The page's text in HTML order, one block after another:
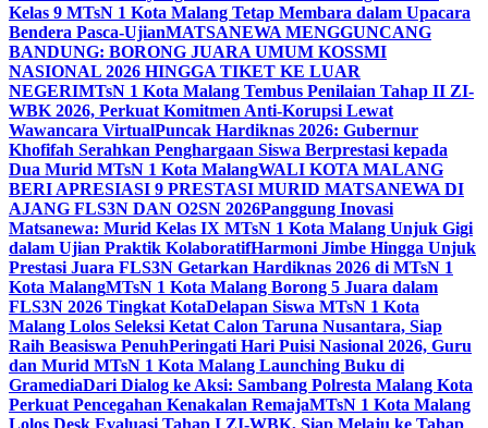
Kelas 9 MTsN 1 Kota Malang Tetap Membara dalam Upacara
Bendera Pasca-UjianMATSANEWA MENGGUNCANG
BANDUNG: BORONG JUARA UMUM KOSSMI
NASIONAL 2026 HINGGA TIKET KE LUAR
NEGERIMTsN 1 Kota Malang Tembus Penilaian Tahap II ZI-
WBK 2026, Perkuat Komitmen Anti-Korupsi Lewat
Wawancara VirtualPuncak Hardiknas 2026: Gubernur
Khofifah Serahkan Penghargaan Siswa Berprestasi kepada
Dua Murid MTsN 1 Kota MalangWALI KOTA MALANG
BERI APRESIASI 9 PRESTASI MURID MATSANEWA DI
AJANG FLS3N DAN O2SN 2026Panggung Inovasi
Matsanewa: Murid Kelas IX MTsN 1 Kota Malang Unjuk Gigi
dalam Ujian Praktik KolaboratifHarmoni Jimbe Hingga Unjuk
Prestasi Juara FLS3N Getarkan Hardiknas 2026 di MTsN 1
Kota MalangMTsN 1 Kota Malang Borong 5 Juara dalam
FLS3N 2026 Tingkat KotaDelapan Siswa MTsN 1 Kota
Malang Lolos Seleksi Ketat Calon Taruna Nusantara, Siap
Raih Beasiswa PenuhPeringati Hari Puisi Nasional 2026, Guru
dan Murid MTsN 1 Kota Malang Launching Buku di
GramediaDari Dialog ke Aksi: Sambang Polresta Malang Kota
Perkuat Pencegahan Kenakalan RemajaMTsN 1 Kota Malang
Lolos Desk Evaluasi Tahap I ZI-WBK, Siap Melaju ke Tahap